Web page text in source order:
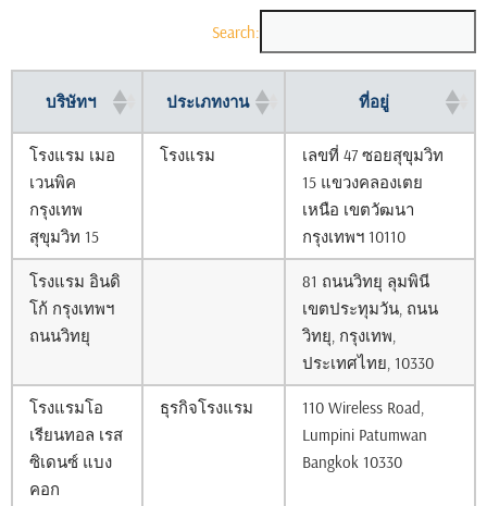
Search:
บริษัทฯ ประเภทงาน ที่อยู่
โรงแรม เมอ
เวนพิค
กรุงเทพ
สุขุมวิท 15
โรงแรม
เลขที่ 47 ซอยสุขุมวิท
15 แขวงคลองเตย
เหนือ เขตวัฒนา
กรุงเทพฯ 10110
โรงแรม อินดิ
โก้ กรุงเทพฯ
ถนนวิทยุ
81 ถนนวิทยุ ลุมพินี
เขตประทุมวัน, ถนน
วิทยุ, กรุงเทพ,
ประเทศไทย, 10330
โรงแรมโอ
เรียนทอล เรส
ซิเดนซ์ แบง
คอก
ธุรกิจโรงแรม
110 Wireless Road,
Lumpini Patumwan
Bangkok 10330